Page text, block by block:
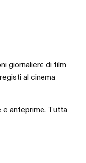
giornaliere di film
al cinema
e anteprime. Tutta